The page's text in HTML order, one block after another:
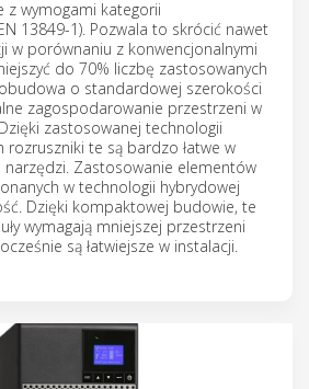
z wymogami kategorii
13849-1). Pozwala to skrócić nawet
w porównaniu z konwencjonalnymi
do 70% liczbę zastosowanych
o standardowej szerokości
zagospodarowanie przestrzeni w
zastosowanej technologii
rozruszniki te są bardzo łatwe w
narzędzi. Zastosowanie elementów
w technologii hybrydowej
Dzięki kompaktowej budowie, te
wymagają mniejszej przestrzeni
są łatwiejsze w instalacji.